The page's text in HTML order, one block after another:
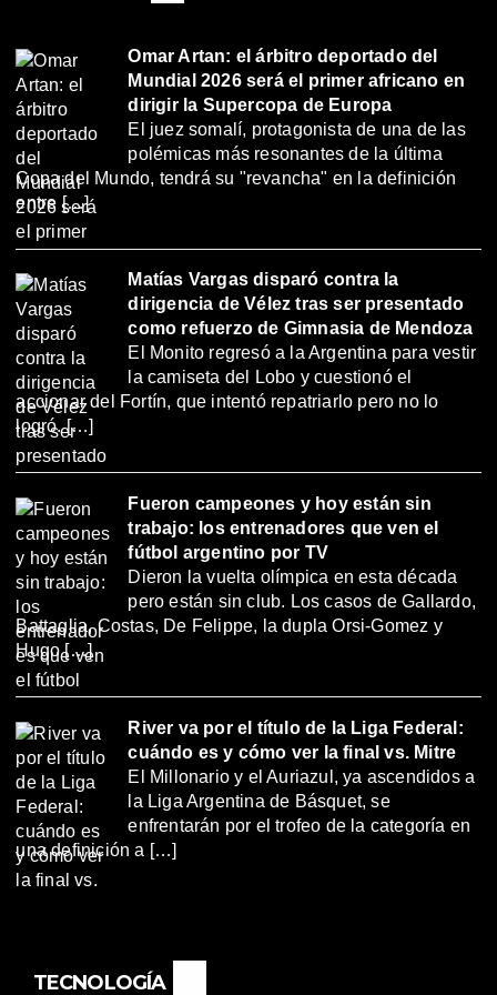
Omar Artan: el árbitro deportado del
Mundial 2026 será el primer africano en
dirigir la Supercopa de Europa
El juez somalí, protagonista de una de las
polémicas más resonantes de la última
Copa del Mundo, tendrá su "revancha" en la definición
entre […]
Matías Vargas disparó contra la
dirigencia de Vélez tras ser presentado
como refuerzo de Gimnasia de Mendoza
El Monito regresó a la Argentina para vestir
la camiseta del Lobo y cuestionó el
accionar del Fortín, que intentó repatriarlo pero no lo
logró. […]
Fueron campeones y hoy están sin
trabajo: los entrenadores que ven el
fútbol argentino por TV
Dieron la vuelta olímpica en esta década
pero están sin club. Los casos de Gallardo,
Battaglia, Costas, De Felippe, la dupla Orsi-Gomez y
Hugo […]
River va por el título de la Liga Federal:
cuándo es y cómo ver la final vs. Mitre
El Millonario y el Auriazul, ya ascendidos a
la Liga Argentina de Básquet, se
enfrentarán por el trofeo de la categoría en
una definición a […]
TECNOLOGÍA